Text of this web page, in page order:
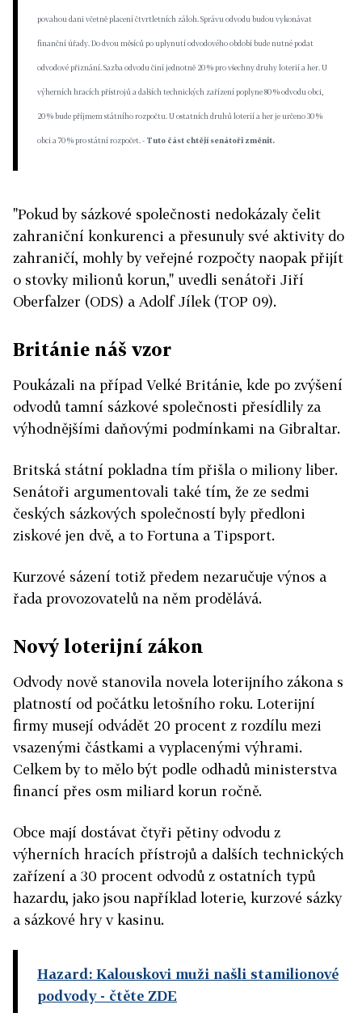
povahou dani včetně placení čtvrtletních záloh. Správu odvodu budou vykonávat
finanční úřady. Do dvou měsíců po uplynutí odvodového období bude nutné podat
odvodové přiznání. Sazba odvodu činí jednotně 20 % pro všechny druhy loterií a her. U
výherních hracích přístrojů a dalších technických zařízení poplyne 80 % odvodu obci,
20 % bude příjmem státního rozpočtu. U ostatních druhů loterií a her je určeno 30 %
obci a 70 % pro státní rozpočet. - Tuto část chtějí senátoři změnit.
"Pokud by sázkové společnosti nedokázaly čelit
zahraniční konkurenci a přesunuly své aktivity do
zahraničí, mohly by veřejné rozpočty naopak přijít
o stovky milionů korun," uvedli senátoři Jiří
Oberfalzer (ODS) a Adolf Jílek (TOP 09).
Británie náš vzor
Poukázali na případ Velké Británie, kde po zvýšení
odvodů tamní sázkové společnosti přesídlily za
výhodnějšími daňovými podmínkami na Gibraltar.
Britská státní pokladna tím přišla o miliony liber.
Senátoři argumentovali také tím, že ze sedmi
českých sázkových společností byly předloni
ziskové jen dvě, a to Fortuna a Tipsport.
Kurzové sázení totiž předem nezaručuje výnos a
řada provozovatelů na něm prodělává.
Nový loterijní zákon
Odvody nově stanovila novela loterijního zákona s
platností od počátku letošního roku. Loterijní
firmy musejí odvádět 20 procent z rozdílu mezi
vsazenými částkami a vyplacenými výhrami.
Celkem by to mělo být podle odhadů ministerstva
financí přes osm miliard korun ročně.
Obce mají dostávat čtyři pětiny odvodu z
výherních hracích přístrojů a dalších technických
zařízení a 30 procent odvodů z ostatních typů
hazardu, jako jsou například loterie, kurzové sázky
a sázkové hry v kasinu.
Hazard: Kalouskovi muži našli stamilionové
podvody- čtěte ZDE